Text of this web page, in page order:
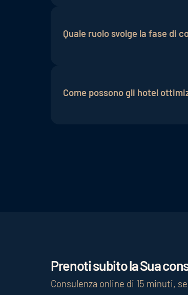
Quale ruolo svolge la fase di
Come possono gli hotel
Prenoti subito la Sua
Consulenza online di 15 minuti,